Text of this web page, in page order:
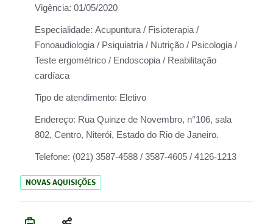
Vigência: 01/05/2020
Especialidade: Acupuntura / Fisioterapia /
Fonoaudiologia / Psiquiatria / Nutrição / Psicologia /
Teste ergométrico / Endoscopia / Reabilitação
cardíaca
Tipo de atendimento: Eletivo
Endereço: Rua Quinze de Novembro, n°106, sala
802, Centro, Niterói, Estado do Rio de Janeiro.
Telefone: (021) 3587-4588 / 3587-4605 / 4126-1213
NOVAS AQUISIÇÕES